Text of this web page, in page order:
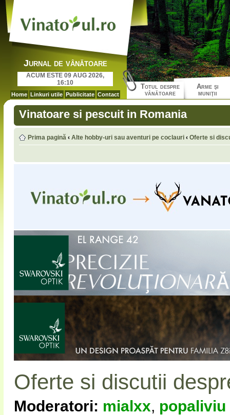
Jurnal de vânătoare
ACUM ESTE 09 AUG 2026,
16:10
Home Linkuri utile Publicitate Contact
Totul despre
vânătoare
Arme şi
muniţii
Vinatoare si pescuit in Romania
Prima pagină ‹ Alte hobby-uri sau aventuri pe coclauri ‹ Oferte si
Oferte si discutii
Moderatori: mialxx, popaliviu